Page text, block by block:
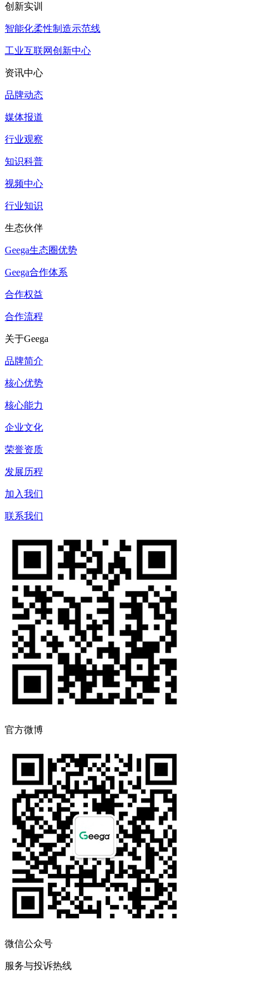
创新实训
智能化柔性制造示范线
工业互联网创新中心
资讯中心
品牌动态
媒体报道
行业观察
知识科普
视频中心
行业知识
生态伙伴
Geega生态圈优势
Geega合作体系
合作权益
合作流程
关于Geega
品牌简介
核心优势
核心能力
企业文化
荣誉资质
发展历程
加入我们
联系我们
官方微博
微信公众号
服务与投诉热线